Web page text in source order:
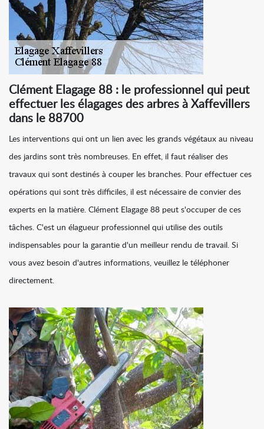
Clément Elagage 88 : le professionnel qui peut
effectuer les élagages des arbres à Xaffevillers
dans le 88700
Les interventions qui ont un lien avec les grands végétaux au niveau
des jardins sont très nombreuses. En effet, il faut réaliser des
travaux qui sont destinés à couper les branches. Pour effectuer ces
opérations qui sont très difficiles, il est nécessaire de convier des
experts en la matière. Clément Elagage 88 peut s'occuper de ces
tâches. C'est un élagueur professionnel qui utilise des outils
indispensables pour la garantie d'un meilleur rendu de travail. Si
vous avez besoin d'autres informations, veuillez le téléphoner
directement.